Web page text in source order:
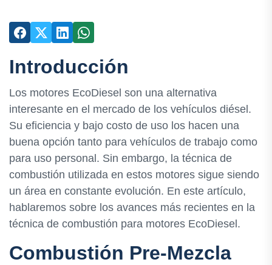
Introducción
Los motores EcoDiesel son una alternativa
interesante en el mercado de los vehículos diésel.
Su eficiencia y bajo costo de uso los hacen una
buena opción tanto para vehículos de trabajo como
para uso personal. Sin embargo, la técnica de
combustión utilizada en estos motores sigue siendo
un área en constante evolución. En este artículo,
hablaremos sobre los avances más recientes en la
técnica de combustión para motores EcoDiesel.
Combustión Pre-Mezcla